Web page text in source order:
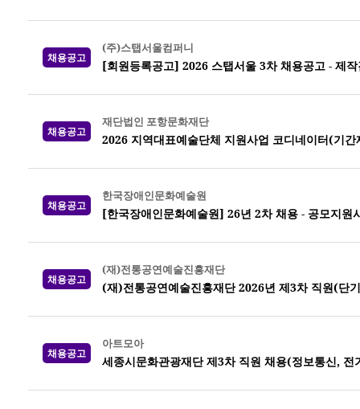
채용공고
(주)스탭서울컴퍼니
[회원등록공고] 2026 스탭서울 3차 채용공고 - 제
채용공고
재단법인 포항문화재단
2026 지역대표예술단체 지원사업 코디네이터(기
채용공고
한국장애인문화예술원
[한국장애인문화예술원] 26년 2차 채용 - 공모지원
채용공고
(재)전통공연예술진흥재단
(재)전통공연예술진흥재단 2026년 제3차 직원(단
채용공고
아트모아
세종시문화관광재단 제3차 직원 채용(정보통신,